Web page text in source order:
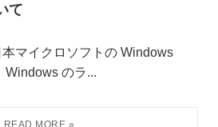
て
マイクロソフトの Windows
Windows のラ...